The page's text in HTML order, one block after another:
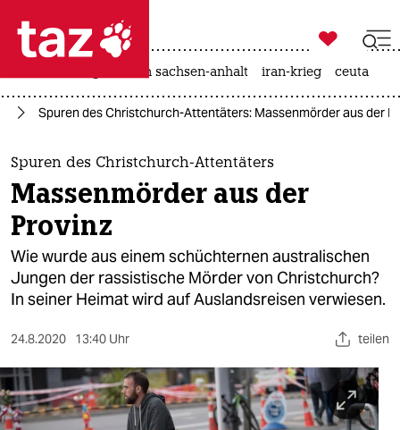
 taz zahl ich
taz zahl ich
themen
politik
öko
gesellschaft
sport
berlin

taz zahl ich
landtagswahl in sachsen-anhalt iran-krieg ceuta
Spuren des Christchurch-Attentäters: Massenmörder aus der
Spuren des Christchurch-Attentäters
Massenmörder aus der
Provinz
Wie wurde aus einem schüchternen australischen
Jungen der rassistische Mörder von Christchurch?
In seiner Heimat wird auf Auslandsreisen verwiesen.
24.8.2020 13:40 Uhr teilen